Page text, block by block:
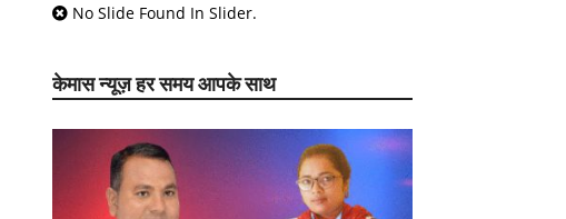
No Slide Found In Slider.
केमास न्यूज़ हर समय आपके साथ